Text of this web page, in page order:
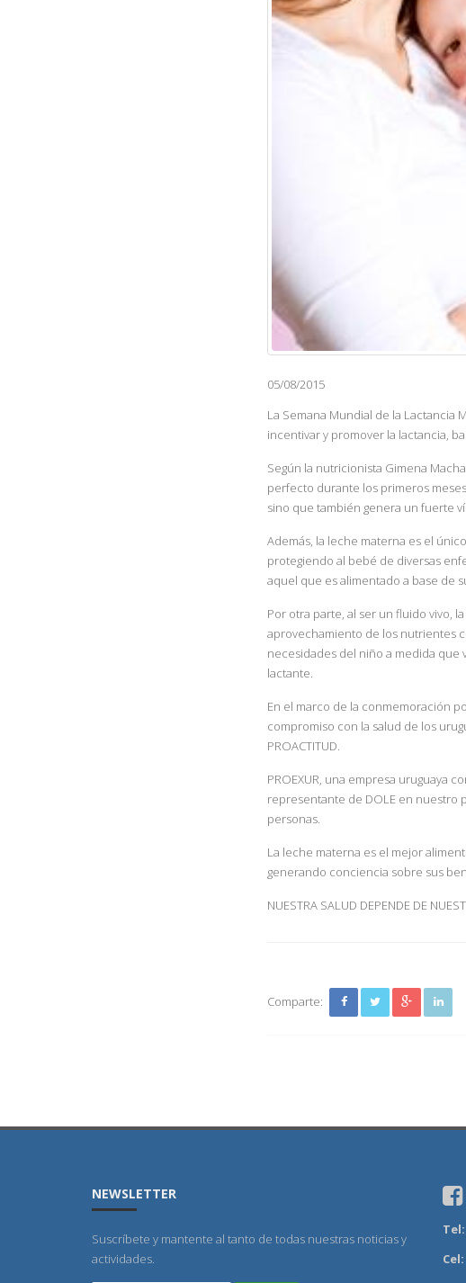
05/08/2015
La Semana Mundial de la Lactancia
incentivar y promover la lactancia,
Según la nutricionista Gimena
perfecto durante los primeros
sino que también genera un fuerte
Además, la leche materna es el
protegiendo al bebé de diversas
aquel que es alimentado a base de
Por otra parte, al ser un fluido vivo,
aprovechamiento de los nutrientes
necesidades del niño a medida
lactante.
En el marco de la conmemoración
compromiso con la salud de los
PROACTITUD.
PROEXUR, una empresa uruguaya
representante de DOLE en nuestro
personas.
La leche materna es el mejor
generando conciencia sobre sus
NUESTRA SALUD DEPENDE DE
Comparte:
NEWSLETTER
Suscríbete y mantente al tanto de todas nuestras noticias y
actividades.
Tel:
Cel: